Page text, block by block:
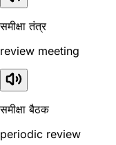
समीक्षा तंत्र
review meeting
समीक्षा बैठक
periodic review